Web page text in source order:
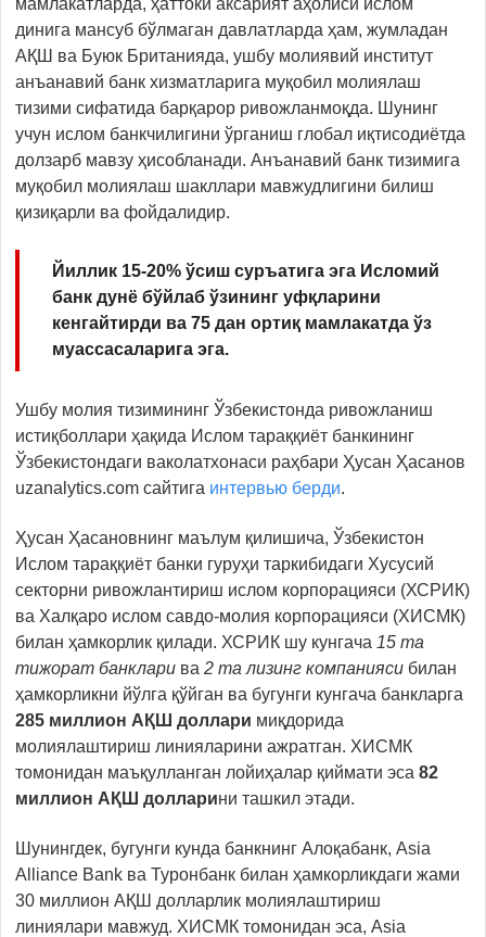
мамлакатларда, ҳаттоки аксарият аҳолиси ислом
динига мансуб бўлмаган давлатларда ҳам, жумладан
АҚШ ва Буюк Британияда, ушбу молиявий институт
анъанавий банк хизматларига муқобил молиялаш
тизими сифатида барқарор ривожланмоқда. Шунинг
учун ислом банкчилигини ўрганиш глобал иқтисодиётда
долзарб мавзу ҳисобланади. Анъанавий банк тизимига
муқобил молиялаш шакллари мавжудлигини билиш
қизиқарли ва фойдалидир.
Йиллик 15-20% ўсиш суръатига эга Исломий
банк дунё бўйлаб ўзининг уфқларини
кенгайтирди ва 75 дан ортиқ мамлакатда ўз
муассасаларига эга.
Ушбу молия тизимининг Ўзбекистонда ривожланиш
истиқболлари ҳақида Ислом тараққиёт банкининг
Ўзбекистондаги ваколатхонаси раҳбари Ҳусан Ҳасанов
uzanalytics.com сайтига интервью берди.
Ҳусан Ҳасановнинг маълум қилишича, Ўзбекистон
Ислом тараққиёт банки гуруҳи таркибидаги Хусусий
секторни ривожлантириш ислом корпорацияси (ХСРИК)
ва Халқаро ислом савдо-молия корпорацияси (ХИСМК)
билан ҳамкорлик қилади. ХСРИК шу кунгача 15 та
тижорат банклари ва 2 та лизинг компанияси билан
ҳамкорликни йўлга қўйган ва бугунги кунгача банкларга
285 миллион АҚШ доллари миқдорида
молиялаштириш линияларини ажратган. ХИСМК
томонидан маъқулланган лойиҳалар қиймати эса 82
миллион АҚШ долларини ташкил этади.
Шунингдек, бугунги кунда банкнинг Алоқабанк, Asia
Alliance Bank ва Туронбанк билан ҳамкорликдаги жами
30 миллион АҚШ долларлик молиялаштириш
линиялари мавжуд. ХИСМК томонидан эса, Asia